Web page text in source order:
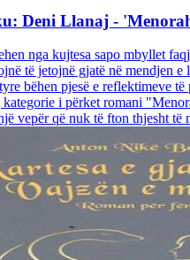
Deni Llanaj -
nga kujtesa sapo mbyllet
të jetojnë gjatë në mendjen e
bëhen pjesë e reflektimeve të
kategorie i përket romani
vepër që nuk të fton thjesht të